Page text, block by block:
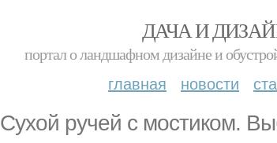
ДАЧА И
портал о ландшафном дизайне и
главная новости
Сухой ручей с мостиком.